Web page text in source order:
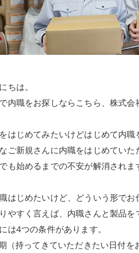
ちは。
内職をお探しならこちら、株式会
はじめてみたいけどはじめて内職
ご新規さんに内職をはじめてい
も始めるまでの不安が解消され
はじめたいけど、どういう形で
やすく言えば、内職さんと製品を
は4つの条件があります。
（持ってきていただきたい日付を